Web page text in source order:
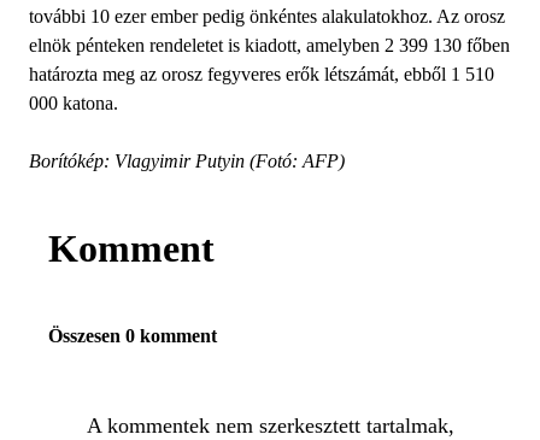
további 10 ezer ember pedig önkéntes alakulatokhoz. Az orosz
elnök pénteken rendeletet is kiadott, amelyben 2 399 130 főben
határozta meg az orosz fegyveres erők létszámát, ebből 1 510
000 katona.
Borítókép: Vlagyimir Putyin (Fotó: AFP)
Komment
Összesen 0 komment
A kommentek nem szerkesztett tartalmak,